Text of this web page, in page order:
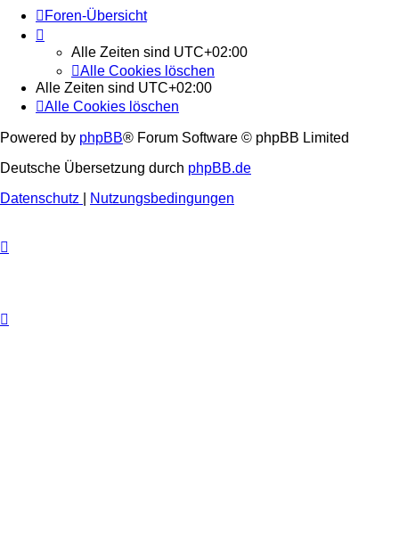
Foren-Übersicht
Alle Zeiten sind UTC+02:00
Alle Cookies löschen
Alle Zeiten sind UTC+02:00
Alle Cookies löschen
Powered by phpBB® Forum Software © phpBB Limited
Deutsche Übersetzung durch phpBB.de
Datenschutz
Nutzungsbedingungen